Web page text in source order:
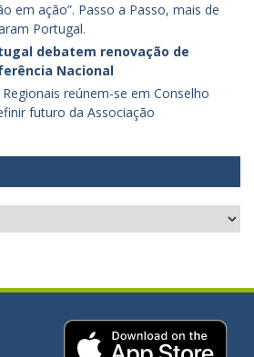
em ação”. Passo a Passo, mais de
Portugal.
debatem renovação de
Nacional
reúnem-se em Conselho
futuro da Associação